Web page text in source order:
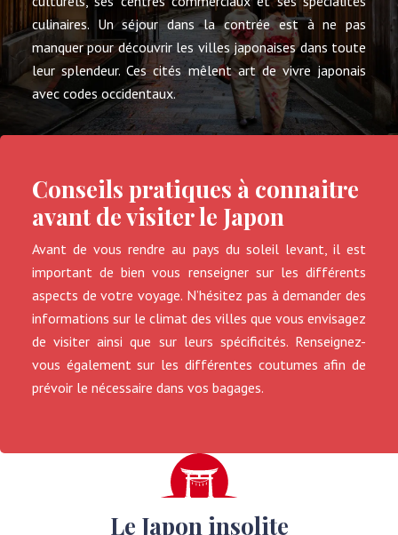
culinaires. Un séjour dans la contrée est à ne pas
manquer pour découvrir les villes japonaises dans toute
leur splendeur. Ces cités mêlent art de vivre japonais
avec codes occidentaux.
Conseils pratiques à connaitre
avant de visiter le Japon
Avant de vous rendre au pays du soleil levant, il est
important de bien vous renseigner sur les différents
aspects de votre voyage. N’hésitez pas à demander des
informations sur le climat des villes que vous envisagez
de visiter ainsi que sur leurs spécificités. Renseignez-
vous également sur les différentes coutumes afin de
prévoir le nécessaire dans vos bagages.
Le Japon insolite